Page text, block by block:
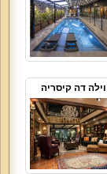
וילה דה קיסריה